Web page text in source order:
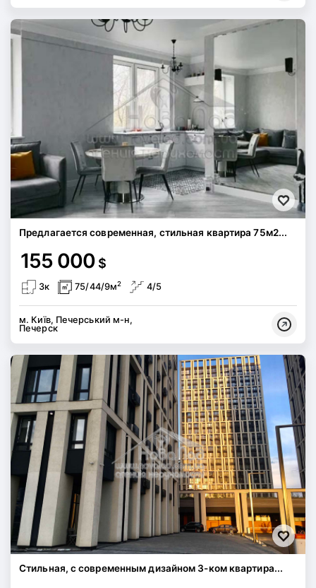
Предлагается современная, стильная квартира 75м2...
155 000 $
3к 75/44/9м2 4/5
м. Київ, Печерський м-н,
Печерск
Стильная, с современным дизайном 3-ком квартира...